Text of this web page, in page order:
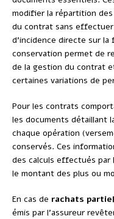
modifier la répartition
du contrat sans
d’incidence directe sur
conservation permet de
de la gestion du contrat
certaines variations de
Pour les contrats
les documents détaillant
chaque opération
conservés. Ces
des calculs effectués
le montant des plus ou
En cas de rachats
émis par l’assureur